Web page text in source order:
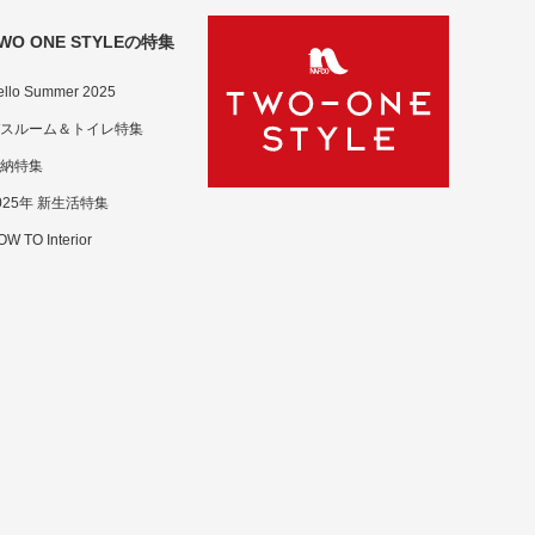
ONE STYLEの特集
Summer 2025
ルーム＆トイレ特集
特集
年 新生活特集
TO Interior